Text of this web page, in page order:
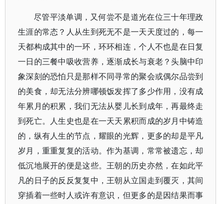
尽管平淡单调，又何尝不是道光在位三十年理政
生涯的常态？人从生到死无不是一天天度过的，每一
天都构成其中的一环，环环相连，个人不也是在日复
一日的三餐中吸收营养，逐渐成长与衰老？头脑中印
象深刻的恐怕只是那样不同寻常的聚会或偶尔品尝到
的美食，却无法分辨哪顿饭发挥了多少作用，没有成
年累月的积累，我们无法从婴儿长到成年，再最终走
到死亡。人生史也是在一天天累积而成的岁月中铸造
的，纵有人生的节点，耀眼的光辉，更多的却是平凡
岁月，重重复复的活动。作为基调，常常被遗忘，却
低沉地展开的便是这些。王朝的历史亦然，在如此平
凡的日子的反反复复中，王朝从立国走到覆灭，其间
穿插着一些时人或许有意识，但更多的是因结果而事